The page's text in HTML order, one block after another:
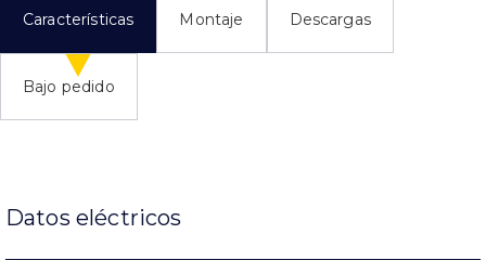
Características Montaje Descargas
Bajo pedido
Datos eléctricos